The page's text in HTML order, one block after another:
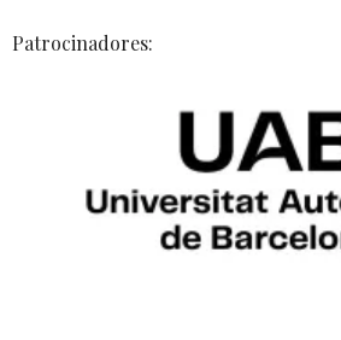
Patrocinadores: